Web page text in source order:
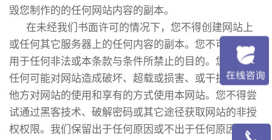
毁您制作的的任何网站内容的副本。
在未经我们书面许可的情况下，您不得创建网站上
或任何其它服务器上的任何内容的副本。您不可将网站
用于任何非法或本条款与条件所禁止的目的。您不得以
任何可能对网站造成破坏、超载或损害、或干扰任何其
他方对网站的使用和享有的方式使用本网站。您不得尝
试通过黑客技术、破解密码或其它途径获取网站的非授
权权限。我们保留出于任何原因或不出于任何原因在不